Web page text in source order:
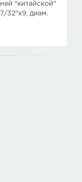
"китайской"
32"x9, диам.